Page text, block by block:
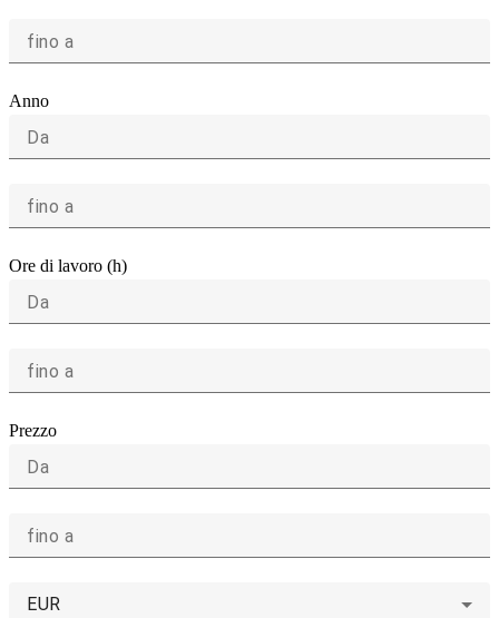
fino a
Anno
Da
fino a
Ore di lavoro (h)
Da
fino a
Prezzo
Da
fino a
EUR